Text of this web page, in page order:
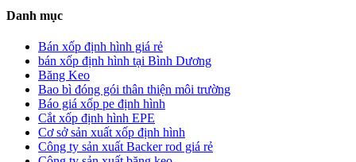
Danh mục
Bán xốp định hình giá rẻ
bán xốp định hình tại Bình Dương
Băng Keo
Bao bì đóng gói thân thiện môi trường
Báo giá xốp pe định hình
Cắt xốp định hình EPE
Cơ sở sản xuất xốp định hình
Công ty sản xuất Backer rod giá rẻ